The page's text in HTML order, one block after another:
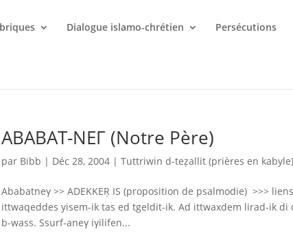
Dialogue islamo-chrétien Persécutions
ABABAT-NEΓ (Notre Père)
par Bibb | Déc 28, 2004| Tuttriwin d-teẓallit (prières en kabyle)
Ababatneγ >> ADEKKEṚ IS (proposition de psalmodie) >>>
ittwaqeddes yisem-ik tas ed tgeldit-ik. Ad ittwaxdem lirad-ik di
b-wass. Ssurf-aneγ iγilifen...